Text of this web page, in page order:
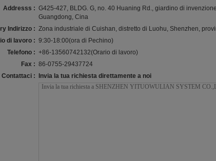
Addresss : G425-427, BLDG. G, no. 40 Huaning Rd., giardino di
Guangdong, Cina
Indirizzo : Zona industriale di Cuishan, distretto di Luohu, Shenzhen,
di lavoro : 9:30-18:00(ora di Pechino)
Telefono : +86-13560742132(Orario di lavoro)
Fax : 86-0755-29437724
Contattaci :
Invia la tua richiesta direttamente a noi